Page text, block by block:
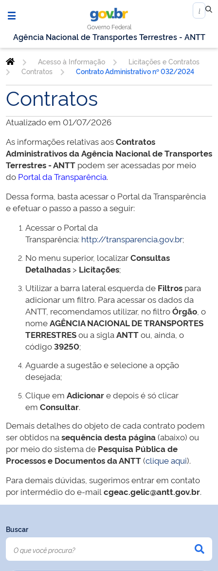
Governo Federal
Agência Nacional de Transportes Terrestres - ANTT
Acesso à Informação
Licitações e Contratos
Contratos
Contrato Administrativo nº 032/2024
Contratos
Atualizado em 01/07/2026
As informações relativas aosContratos
Administrativos daAgência Nacional de Transportes
Terrestres - ANTT podem ser acessadas por meio
do Portal da Transparência.
Dessa forma, basta acessar o Portal da Transparência
e efetuar o passo a passo a seguir:
Acessar o Portal da
Transparência: http://transparencia.gov.br;
No menu superior, localizarConsultas
Detalhadas > Licitações;
Utilizar a barra lateral esquerda de Filtros para
adicionar um filtro. Para acessar os dados da
ANTT, recomendamos utilizar, no filtroÓrgão , o
nomeAGÊNCIA NACIONAL DE TRANSPORTES
TERRESTRESou a siglaANTTou, ainda, o
código39250;
Aguarde a sugestão e selecione a opção
desejada;
Clique em Adicionare depois é só clicar
em Consultar.
Demais detalhes do objeto de cada contrato podem
ser obtidos nasequência desta página(abaixo) ou
por meio do sistema de Pesquisa Pública de
Processos e Documentos da ANTT(clique aqui).
Para demais dúvidas, sugerimos entrar em contato
por intermédio do e-mail cgeac.gelic@antt.gov.br.
Buscar